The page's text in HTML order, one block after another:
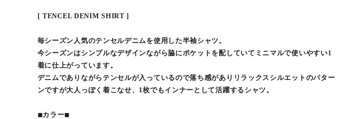
[ TENCEL DENIM SHIRT ]
毎シーズン人気のテンセルデニムを使用した半袖シャツ。
今シーズンはシンプルなデザインながら脇にポケットを配していてミニマルで使いやすい1
着に仕上がっています。
デニムでありながらテンセルが入っているので落ち感がありリラックスシルエットのパター
ンですが大人っぽく着こなせ、1枚でもインナーとして活躍するシャツ。⁡
◾︎カラー◾︎